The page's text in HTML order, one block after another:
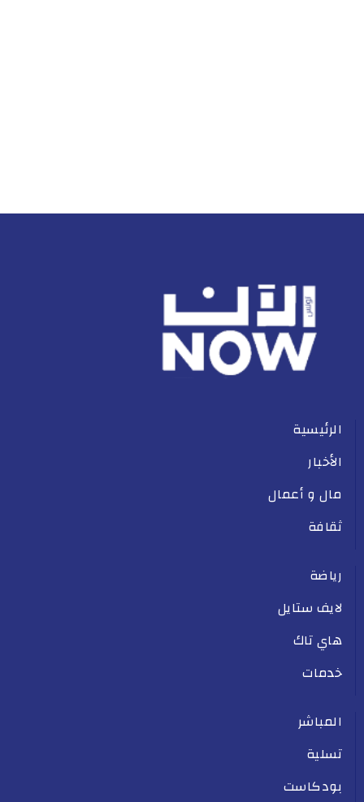
الرئيسية
الأخبار
مال و أعمال
ثقافة
رياضة
لايف ستايل
هاي تاك
خدمات
المباشر
تسلية
بودكاست